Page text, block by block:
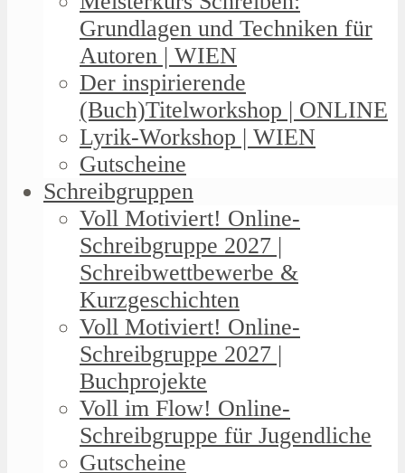
Grundlagen und Techniken für
Autoren | WIEN
Der inspirierende
(Buch)Titelworkshop | ONLINE
Lyrik-Workshop | WIEN
Gutscheine
Schreibgruppen
Voll Motiviert! Online-
Schreibgruppe 2027 |
Schreibwettbewerbe &
Kurzgeschichten
Voll Motiviert! Online-
Schreibgruppe 2027 |
Buchprojekte
Voll im Flow! Online-
Schreibgruppe für Jugendliche
Gutscheine